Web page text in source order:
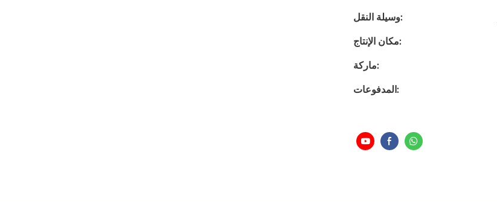
وسيلة النقل:
مكان الإنتاج:
ماركة:
المدفوعات: